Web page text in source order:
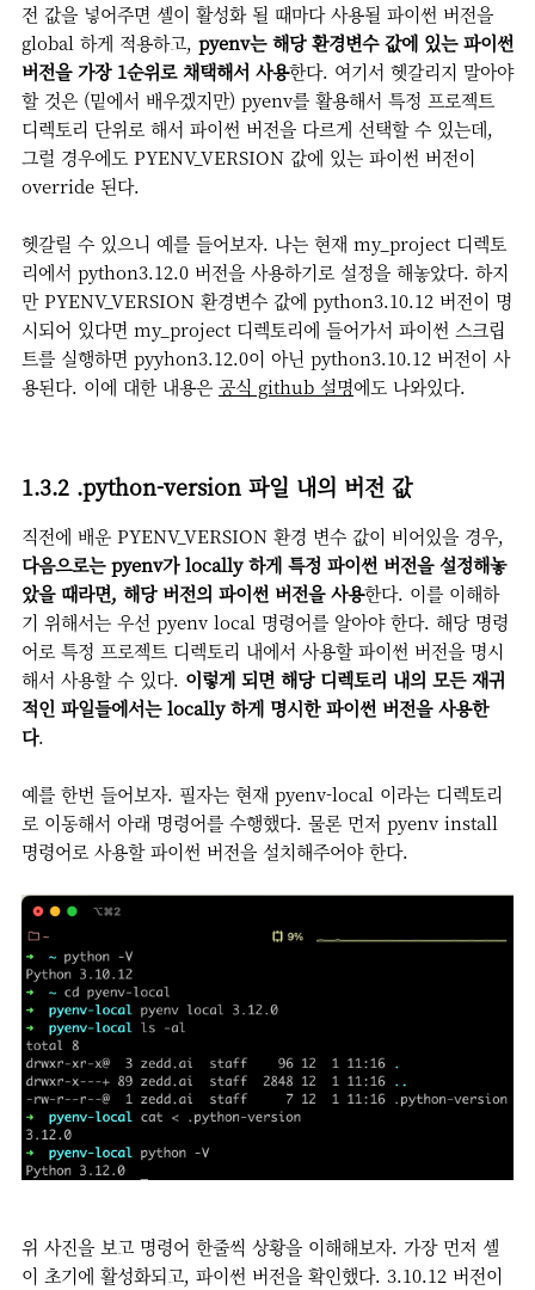
전 값을 넣어주면 셸이 활성화 될 때마다 사용될 파이썬 버전을
global 하게 적용하고, pyenv는 해당 환경변수 값에 있는 파이썬
버전을 가장 1순위로 채택해서 사용한다. 여기서 헷갈리지 말아야
할 것은 (밑에서 배우겠지만) pyenv를 활용해서 특정 프로젝트
디렉토리 단위로 해서 파이썬 버전을 다르게 선택할 수 있는데,
그럴 경우에도 PYENV_VERSION 값에 있는 파이썬 버전이
override 된다.
헷갈릴 수 있으니 예를 들어보자. 나는 현재 my_project 디렉토
리에서 python3.12.0 버전을 사용하기로 설정을 해놓았다. 하지
만 PYENV_VERSION 환경변수 값에 python3.10.12 버전이 명
시되어 있다면 my_project 디렉토리에 들어가서 파이썬 스크립
트를 실행하면 pyyhon3.12.0이 아닌 python3.10.12 버전이 사
용된다. 이에 대한 내용은 공식 github 설명에도 나와있다.
1.3.2 .python-version 파일 내의 버전 값
직전에 배운 PYENV_VERSION 환경 변수 값이 비어있을 경우,
다음으로는 pyenv가 locally 하게 특정 파이썬 버전을 설정해놓
았을 때라면, 해당 버전의 파이썬 버전을 사용한다. 이를 이해하
기 위해서는 우선 pyenv local 명령어를 알아야 한다. 해당 명령
어로 특정 프로젝트 디렉토리 내에서 사용할 파이썬 버전을 명시
해서 사용할 수 있다. 이렇게 되면 해당 디렉토리 내의 모든 재귀
적인 파일들에서는 locally 하게 명시한 파이썬 버전을 사용한
다.
예를 한번 들어보자. 필자는 현재 pyenv-local 이라는 디렉토리
로 이동해서 아래 명령어를 수행했다. 물론 먼저 pyenv install
명령어로 사용할 파이썬 버전을 설치해주어야 한다.
위 사진을 보고 명령어 한줄씩 상황을 이해해보자. 가장 먼저 셸
이 초기에 활성화되고, 파이썬 버전을 확인했다. 3.10.12 버전이